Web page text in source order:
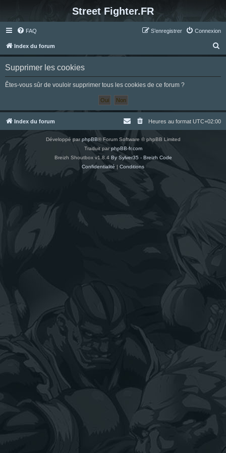
Street Fighter.FR
FAQ Connexion
S’enregistrer
Index du forum
e
h
Supprimer les cookies
Êtes-vous sûr de vouloir supprimer tous les cookies de ce forum ?
Index du forum Heures au format UTC+02:00
Développé parphpBB® Forum Software © phpBB Limited
Traduit parphpBB-fr.com
Breizh Shoutbox v1.8.4 By Sylver35 - Breizh Code
Confidentialité | Conditions